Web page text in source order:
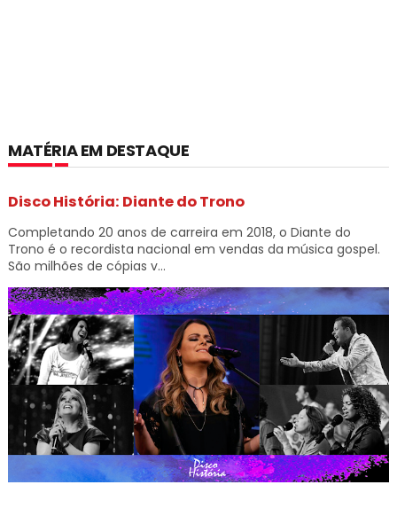
MATÉRIA EM DESTAQUE
Disco História: Diante do Trono
Completando 20 anos de carreira em 2018, o Diante do
Trono é o recordista nacional em vendas da música gospel.
São milhões de cópias v...